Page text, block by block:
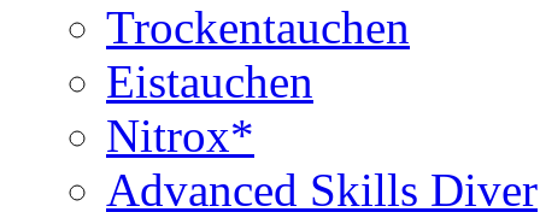
Trockentauchen
Eistauchen
Nitrox*
Advanced Skills Diver